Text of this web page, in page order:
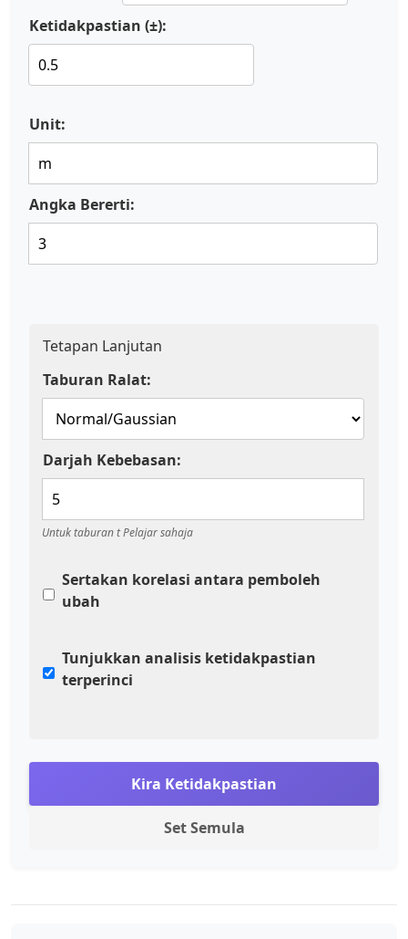
Ketidakpastian (±):
Unit:
Angka Bererti:
Tetapan Lanjutan
Taburan Ralat:
Darjah Kebebasan:
Untuk taburan t Pelajar sahaja
Sertakan korelasi antara pemboleh
ubah
Tunjukkan analisis ketidakpastian
terperinci
Kira Ketidakpastian
Set Semula